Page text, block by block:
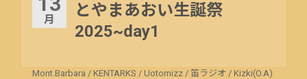
月
とやまあおい生誕祭
2025~day1
Mont.Barbara / KENTARKS / Uotomizz / 笛ラジオ / Kizki(O.A)